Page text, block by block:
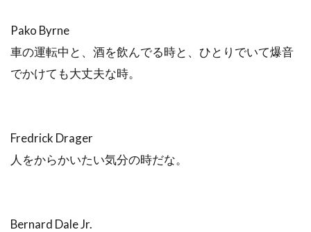
Pako Byrne
車の運転中と、酒を飲んでる時と、ひとりでいて爆音
でかけても大丈夫な時。
Fredrick Drager
人をからかいたい気分の時だな。
Bernard Dale Jr.